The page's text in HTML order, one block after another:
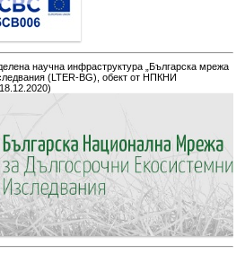
научна инфраструктура „Българска мрежа
(LTER-BG), обект от НПКНИ